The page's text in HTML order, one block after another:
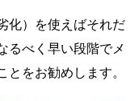
化）を使えばそれだ
るべく早い段階でメ
をお勧めします。